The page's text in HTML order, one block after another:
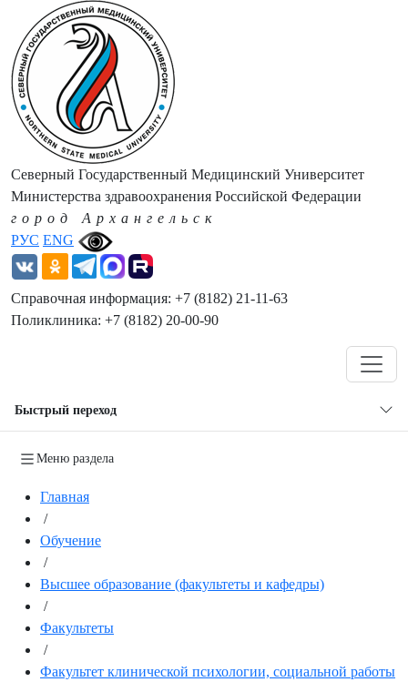
РУС ENG
Северный Государственный Медицинский Университет
Министерства здравоохранения Российской Федерации
город Архангельск
Справочная информация: +7 (8182) 21-11-63
Поликлиника: +7 (8182) 20-00-90
Быстрый переход
Меню раздела
Главная
/
Обучение
/
Высшее образование (факультеты и кафедры)
/
Факультеты
/
Факультет клинической психологии, социальной работы